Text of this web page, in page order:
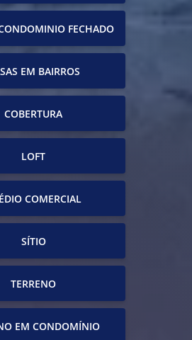
FECHADO
EM BAIRROS
COBERTURA
LOFT
COMERCIAL
SÍTIO
TERRENO
EM CONDOMÍNIO